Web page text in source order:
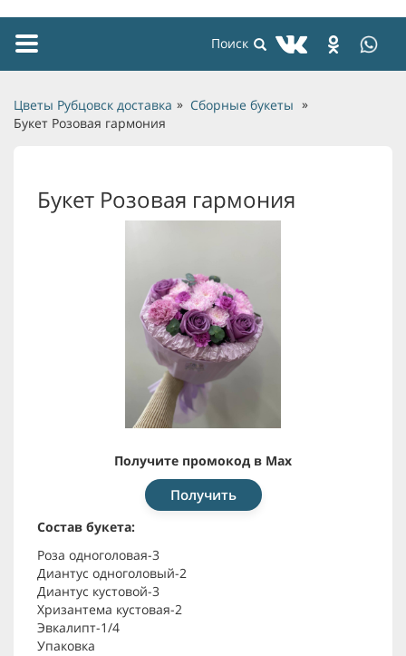
Toggle
Цветы Рубцовск доставка
Сборные букеты
Букет Розовая гармония
Букет Розовая гармония
Получите промокод в Max
Получить
Состав букета:
Роза одноголовая-3
Диантус одноголовый-2
Диантус кустовой-3
Хризантема кустовая-2
Эвкалипт-1/4
Упаковка